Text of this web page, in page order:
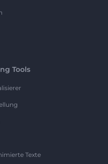
Tools
Texte